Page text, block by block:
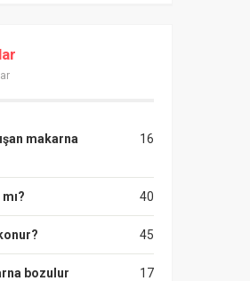
16
makarna
40
45
17
bozulur